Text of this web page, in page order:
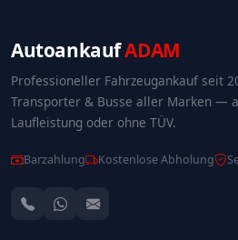
AutoankaufADAM
Professioneller Fahrzeugankauf seit
Transporter & Busse aller Marken —
Laufleistung oder ohne TÜV.
Barzahlung Kostenlose Abholung